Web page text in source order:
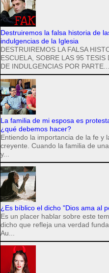
Destruiremos la falsa historia de
indulgencias de la Iglesia
DESTRUIREMOS LA FALSA
ESCUELA, SOBRE LAS 95
DE INDULGENCIAS POR PARTE...
La familia de mi esposa es
¿qué debemos hacer?
Entiendo la importancia de la fe y
creyente. Cuando la familia de
y...
¿Es bíblico el dicho "Dios ama al
Es un placer hablar sobre este
dicho que refleja una verdad
Au...